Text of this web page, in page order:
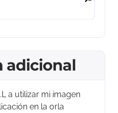
adicional
a utilizar mi imagen
en la orla